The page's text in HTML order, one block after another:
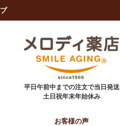
平日午前中までの注文で当日発送
土日祝年末年始休み
お客様の声